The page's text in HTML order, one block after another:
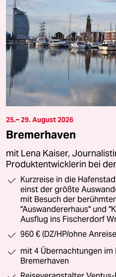
25.– 29. August 2026
Bremerhaven
mit Lena Kaiser,
Produktentwicklerin bei
Kurzreise in die
einst der größte
mit Besuch der
"Auswandererhaus" und
Ausflug ins Fischerdorf
960 € (DZ/HP/ohne
mit 4 Übernachtungen
Bremerhaven